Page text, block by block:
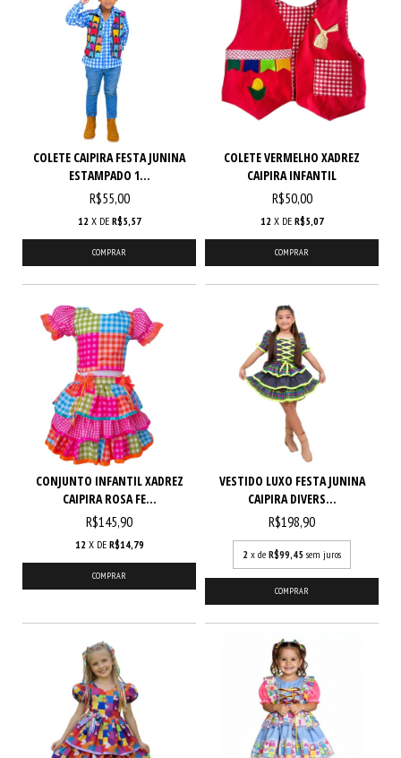
COLETE CAIPIRA FESTA JUNINA
ESTAMPADO 1...
R$55,00
12 X DE R$5,57
COMPRAR
COLETE VERMELHO XADREZ
CAIPIRA INFANTIL
R$50,00
12 X DE R$5,07
COMPRAR
CONJUNTO INFANTIL XADREZ
CAIPIRA ROSA FE...
R$145,90
12 X DE R$14,79
COMPRAR
VESTIDO LUXO FESTA JUNINA
CAIPIRA DIVERS...
R$198,90
2 x de R$99,45 sem juros
COMPRAR